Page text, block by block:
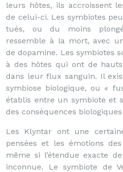
leurs hôtes, ils accroissent
de celui-ci. Les symbiotes
tués, ou du moins
ressemble à la mort, avec
de dopamine. Les symbiotes
à des hôtes qui ont de
dans leur flux sanguin. Il
symbiose biologique, ou «
établis entre un symbiote et
des conséquences
Les Klyntar ont une
pensées et les émotions
même si l’étendue exacte
inconnue. Le symbiote de